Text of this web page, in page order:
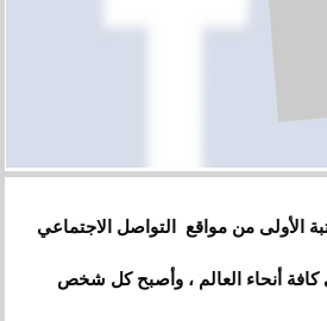
الأولى من مواقع التواصل الاجتماعي
كافة أنحاء العالم ، وأصبح كل شخص